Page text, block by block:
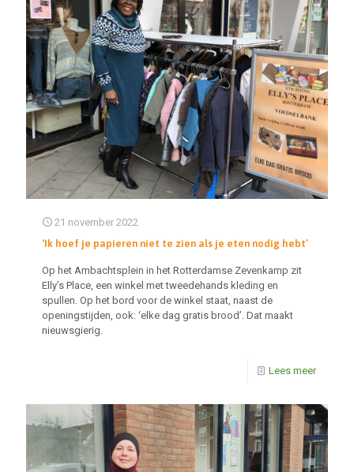
21 november 2022
‘Ik hoef je papieren niet te zien als je eten nodig hebt’
Op het Ambachtsplein in het Rotterdamse Zevenkamp zit
Elly’s Place, een winkel met tweedehands kleding en
spullen. Op het bord voor de winkel staat, naast de
openingstijden, ook: ‘elke dag gratis brood’. Dat maakt
nieuwsgierig.
Lees meer